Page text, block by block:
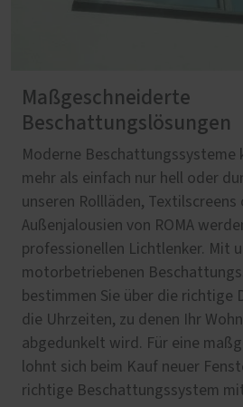
Maßgeschneiderte
Beschattungslösungen
Moderne Beschattungssysteme
mehr als einfach nur hell oder
unseren Rollläden,
Außenjalousien von ROMA
professionellen Lichtlenker. Mit
motorbetriebenen
bestimmen Sie über die richtige
die Uhrzeiten, zu denen Ihr
abgedunkelt wird. Für eine
lohnt sich beim Kauf neuer
richtige Beschattungssystem